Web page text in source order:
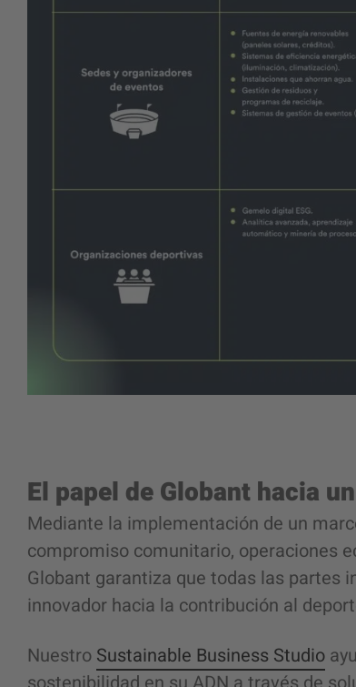
El papel de Globant hacia
Mediante la implementación de un
compromiso comunitario, operaciones
Globant garantiza que todas las partes
innovador hacia la contribución al
Nuestro Sustainable Business Studio